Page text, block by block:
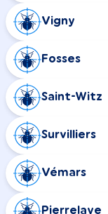
Vigny
Fosses
Saint-Witz
Survilliers
Vémars
Pierrelaye